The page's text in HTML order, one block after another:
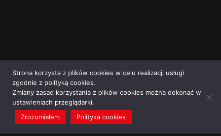
Strona korzysta z plików cookies w celu realizacji usługi
zgodnie z polityką cookies.
Zmiany zasad korzystania z plików cookies można dokonać w
ustawieniach przeglądarki.
Zrozumiałem
Polityka cookies